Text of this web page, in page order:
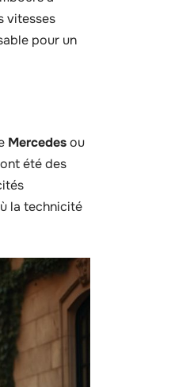
vitesses
pour un
Mercedesou
été des
la technicité